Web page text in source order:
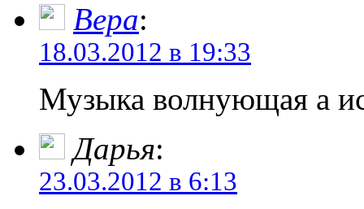
Вера:
18.03.2012 в 19:33
Музыка волнующая а
Дарья:
23.03.2012 в 6:13